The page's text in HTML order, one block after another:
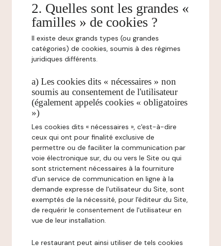
2. Quelles sont les grandes «
familles » de cookies ?
Il existe deux grands types (ou grandes
catégories) de cookies, soumis à des régimes
juridiques différents.
a) Les cookies dits « nécessaires » non
soumis au consentement de l'utilisateur
(également appelés cookies « obligatoires
»)
Les cookies dits « nécessaires », c'est-à-dire
ceux qui ont pour finalité exclusive de
permettre ou de faciliter la communication par
voie électronique sur, du ou vers le Site ou qui
sont strictement nécessaires à la fourniture
d'un service de communication en ligne à la
demande expresse de l'utilisateur du Site, sont
exemptés de la nécessité, pour l'éditeur du Site,
de requérir le consentement de l'utilisateur en
vue de leur installation.
Le restaurant peut ainsi utiliser de tels cookies